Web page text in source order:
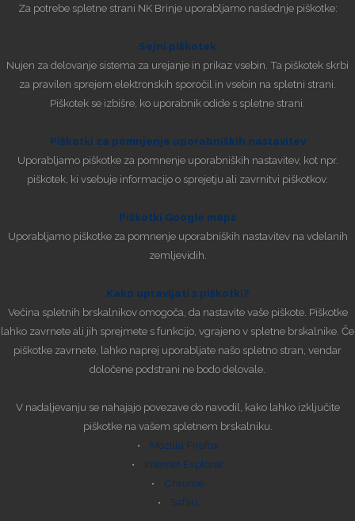
Za potrebe spletne strani NK Brinje uporabljamo naslednje piškotke:
Sejni piškotek
Nujen za delovanje sistema za urejanje in prikaz vsebin. Ta piškotek skrbi
za pravilen sprejem elektronskih sporočil in vsebin na spletni strani.
Piškotek se izbišre, ko uporabnik odide s spletne strani.
Piškotki za pomnjenje uporabniških nastavitev
Uporabljamo piškotke za pomnenje uporabniških nastavitev, kot npr.
piškotek, ki vsebuje informacijo o sprejetju ali zavrnitvi piškotkov.
Piškotki Google maps
Uporabljamo piškotke za pomnenje uporabniških nastavitev na vdelanih
zemljevidih.
Kako upravljati s piškotki?
Večina spletnih brskalnikov omogoča, da nastavite vaše piškote. Piškotke
lahko zavrnete ali jih sprejmete s funkcijo, vgrajeno v spletne brskalnike. Če
piškotke zavrnete, lahko naprej uporabljate našo spletno stran, vendar
določene podstrani ne bodo delovale.
V nadaljevanju se nahajajo povezave do navodil, kako lahko izključite
piškotke na vašem spletnem brskalniku.
• Mozilla Firefox
• Internet Explorer
• Chrome
• Safari